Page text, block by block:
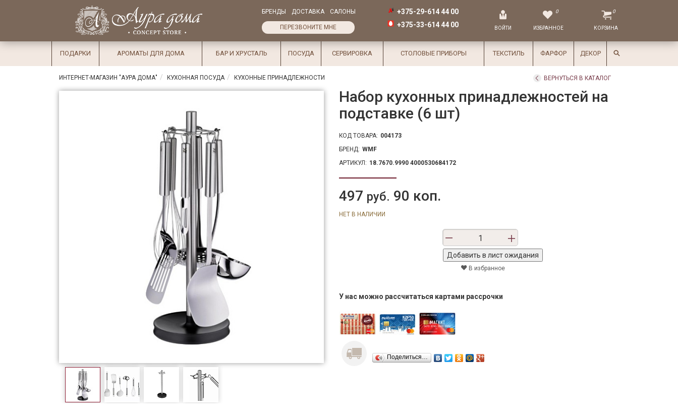
Избранное
×
СалоныДоставка
Оплата
Подарки
Ароматы
для дома
БРЕНДЫ ДОСТАВКА САЛОНЫ
ПЕРЕЗВОНИТЕ МНЕ
+375-29-614 44 00
+375-33-614 44 00
ВОЙТИ
0
ИЗБРАННОЕ
0
КОРЗИНА
ПОДАРКИ АРОМАТЫ ДЛЯ ДОМА БАР И ХРУСТАЛЬ ПОСУДА СЕРВИРОВКА СТОЛОВЫЕ ПРИБОРЫ ТЕКСТИЛЬ ФАРФОР ДЕКОР
ИНТЕРНЕТ-МАГАЗИН "АУРА ДОМА" КУХОННАЯ ПОСУДА КУХОННЫЕ ПРИНАДЛЕЖНОСТИ ВЕРНУТЬСЯ В КАТАЛОГ
Набор кухонных принадлежностей на
подставке (6 шт)
КОД ТОВАРА: 004173
БРЕНД: WMF
АРТИКУЛ: 18.7670.9990 4000530684172
497 руб. 90 коп.
НЕТ В НАЛИЧИИ
В избранное
У нас можно рассчитаться картами рассрочки
Поделиться…